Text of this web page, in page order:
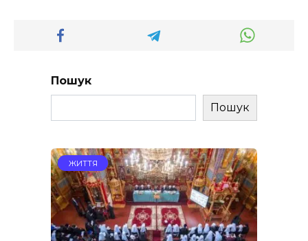
Пошук
Пошук
ЖИТТЯ